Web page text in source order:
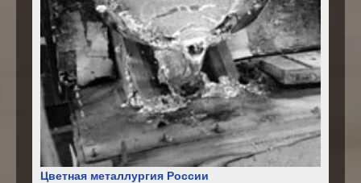
Цветная металлургия России